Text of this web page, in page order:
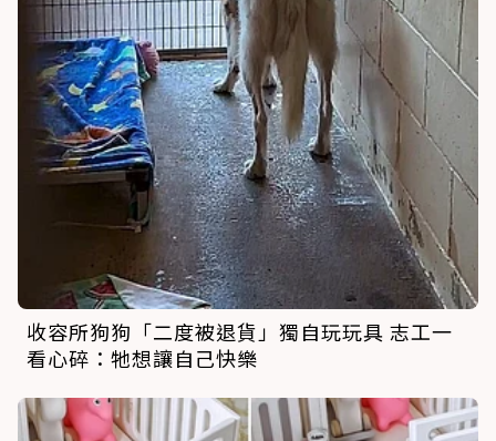
收容所狗狗「二度被退貨」獨自玩玩具 志工一
看心碎：牠想讓自己快樂